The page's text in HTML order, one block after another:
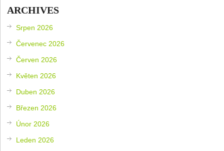
ARCHIVES
Srpen 2026
Červenec 2026
Červen 2026
Květen 2026
Duben 2026
Březen 2026
Únor 2026
Leden 2026